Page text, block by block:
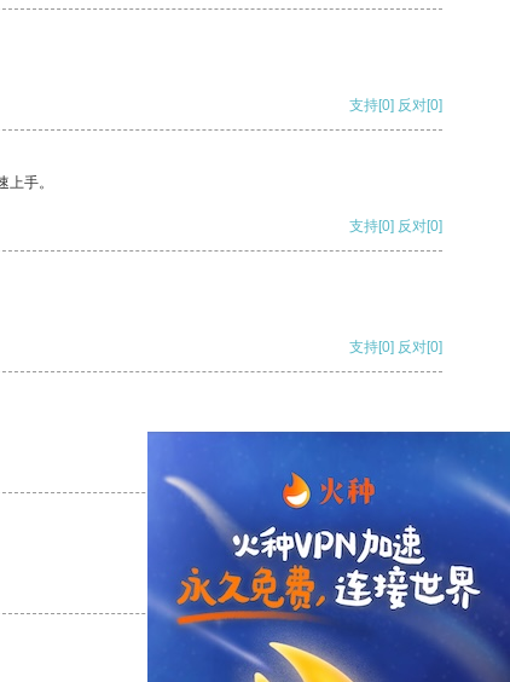
支持[0] 反对[0]
手。
支持[0] 反对[0]
支持[0] 反对[0]
支持 [0] 反对[0]